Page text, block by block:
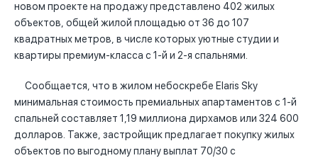
новом проекте на продажу представлено 402 жилых
объектов, общей жилой площадью от 36 до 107
квадратных метров, в числе которых уютные студии и
квартиры премиум-класса с 1-й и 2-я спальнями.
Сообщается, что в жилом небоскребе Elaris Sky
минимальная стоимость премиальных апартаментов с 1-й
спальней составляет 1,19 миллиона дирхамов или 324 600
долларов. Также, застройщик предлагает покупку жилых
объектов по выгодному плану выплат 70/30 с